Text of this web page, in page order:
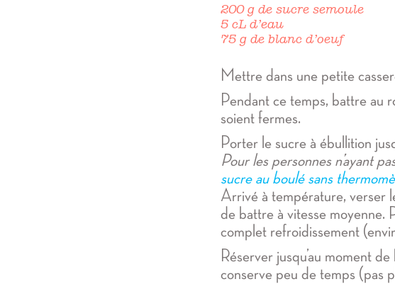
200 g de sucre semoule
5 cL d’eau
75 g de blanc d’oeuf
Mettre dans une petite
Pendant ce temps, battre au
soient fermes.
Porter le sucre à ébullition
Pour les personnes n’ayant
sucre au boulé sans
Arrivé à température, verser
de battre à vitesse moyenne.
complet refroidissement
Réserver jusqu’au moment
conserve peu de temps (pas